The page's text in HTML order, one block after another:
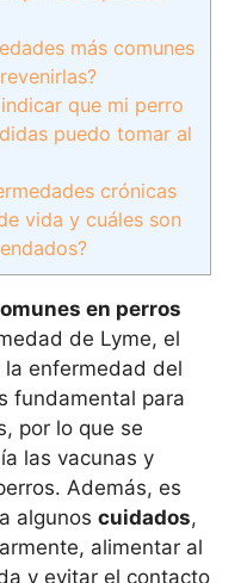
más comunes
que mi perro
puedo tomar al
crónicas
vida y cuáles son
en perros
de Lyme, el
la enfermedad del
fundamental para
por lo que se
las vacunas y
Además, es
algunos cuidados,
alimentar al
y evitar el contacto